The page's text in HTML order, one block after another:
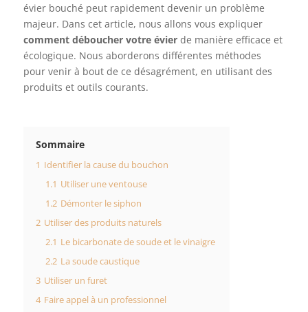
évier bouché peut rapidement devenir un problème
majeur. Dans cet article, nous allons vous expliquer
comment déboucher votre évierde manière efficace et
écologique. Nous aborderons différentes méthodes
pour venir à bout de ce désagrément, en utilisant des
produits et outils courants.
Sommaire
1 Identifier la cause du bouchon
1.1 Utiliser une ventouse
1.2 Démonter le siphon
2 Utiliser des produits naturels
2.1 Le bicarbonate de soude et le vinaigre
2.2 La soude caustique
3 Utiliser un furet
4 Faire appel à un professionnel